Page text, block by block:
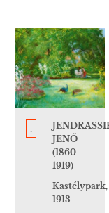
.
JENŐ
(1860 -
1919)
Kastélypark,
1913